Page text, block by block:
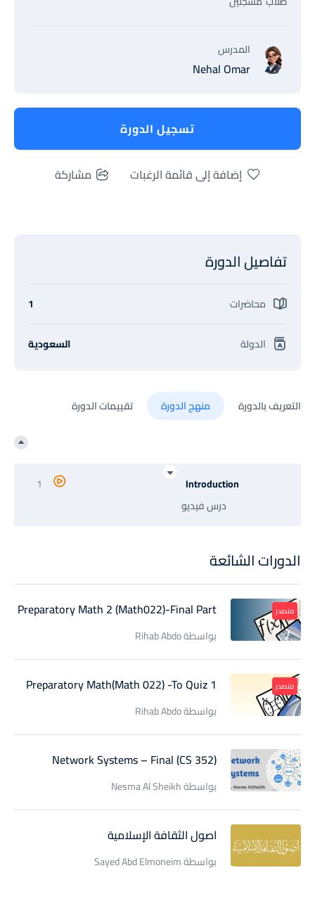
التعريف بالدورة منهج الدورة تقييمات الدورة
1
Introduction
درس فيديو
المدرس
Nehal Omar
تسجيل الدورة
إضافة إلى قائمة الرغبات مشاركة
تفاصيل الدورة
محاضرات 1
الدولة السعودية
الدورات الشائعة
متصدر Preparatory Math 2 (Math022)-Final Part
بواسطة Rihab Abdo
متصدر Preparatory Math(Math 022) -To Quiz 1
بواسطة Rihab Abdo
(CS 352) Network Systems – Final
بواسطة Nesma Al Sheikh
اصول الثقافة الإسلامية
بواسطة Sayed Abd Elmoneim